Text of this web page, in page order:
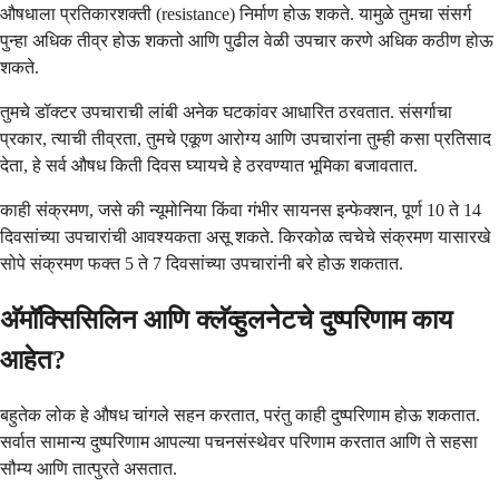
औषधाला प्रतिकारशक्ती (resistance) निर्माण होऊ शकते. यामुळे तुमचा संसर्ग
पुन्हा अधिक तीव्र होऊ शकतो आणि पुढील वेळी उपचार करणे अधिक कठीण होऊ
शकते.
तुमचे डॉक्टर उपचाराची लांबी अनेक घटकांवर आधारित ठरवतात. संसर्गाचा
प्रकार, त्याची तीव्रता, तुमचे एकूण आरोग्य आणि उपचारांना तुम्ही कसा प्रतिसाद
देता, हे सर्व औषध किती दिवस घ्यायचे हे ठरवण्यात भूमिका बजावतात.
काही संक्रमण, जसे की न्यूमोनिया किंवा गंभीर सायनस इन्फेक्शन, पूर्ण 10 ते 14
दिवसांच्या उपचारांची आवश्यकता असू शकते. किरकोळ त्वचेचे संक्रमण यासारखे
सोपे संक्रमण फक्त 5 ते 7 दिवसांच्या उपचारांनी बरे होऊ शकतात.
अ‍ॅमॉक्सिसिलिन आणि क्लॅव्हुलनेटचे दुष्परिणाम काय
आहेत?
बहुतेक लोक हे औषध चांगले सहन करतात, परंतु काही दुष्परिणाम होऊ शकतात.
सर्वात सामान्य दुष्परिणाम आपल्या पचनसंस्थेवर परिणाम करतात आणि ते सहसा
सौम्य आणि तात्पुरते असतात.